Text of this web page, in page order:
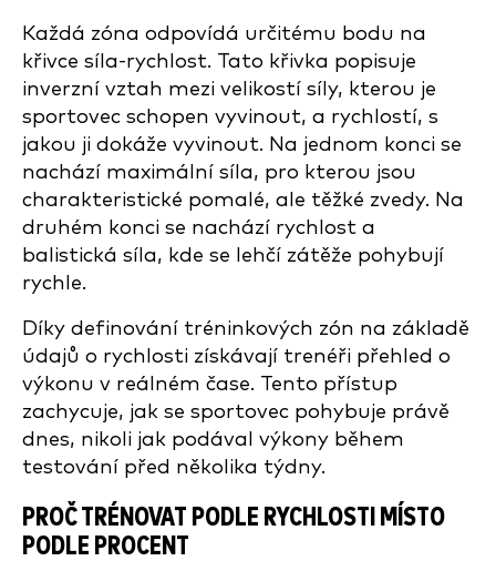
Každá zóna odpovídá určitému bodu na
křivce síla-rychlost. Tato křivka popisuje
inverzní vztah mezi velikostí síly, kterou je
sportovec schopen vyvinout, a rychlostí, s
jakou ji dokáže vyvinout. Na jednom konci se
nachází maximální síla, pro kterou jsou
charakteristické pomalé, ale těžké zvedy. Na
druhém konci se nachází rychlost a
balistická síla, kde se lehčí zátěže pohybují
rychle.
Díky definování tréninkových zón na základě
údajů o rychlosti získávají trenéři přehled o
výkonu v reálném čase. Tento přístup
zachycuje, jak se sportovec pohybuje právě
dnes, nikoli jak podával výkony během
testování před několika týdny.
PROČ TRÉNOVAT PODLE RYCHLOSTI MÍSTO
PODLE PROCENT